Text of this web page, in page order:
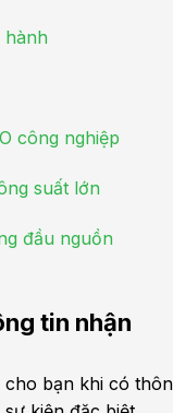
hành
công nghiệp
suất lớn
đầu nguồn
tin nhận
cho bạn khi có